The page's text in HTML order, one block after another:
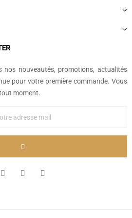
nos nouveautés, promotions, actualités
pour votre première commande. Vous
moment.